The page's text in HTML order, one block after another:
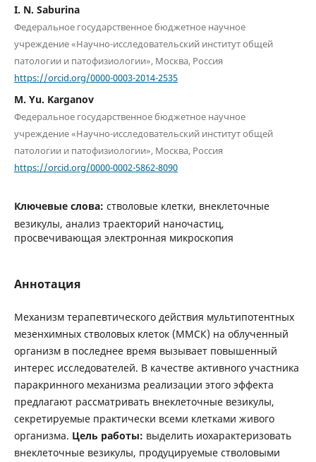
I. N. Saburina
Федеральное государственное бюджетное научное
учреждение «Научно-исследовательский институт общей
патологии и патофизиологии», Москва, Россия
https://orcid.org/0000-0003-2014-2535
M. Yu. Karganov
Федеральное государственное бюджетное научное
учреждение «Научно-исследовательский институт общей
патологии и патофизиологии», Москва, Россия
https://orcid.org/0000-0002-5862-8090
Ключевые слова: стволовые клетки, внеклеточные
везикулы, анализ траекторий наночастиц,
просвечивающая электронная микроскопия
Аннотация
Механизм терапевтического действия мультипотентных
мезенхимных стволовых клеток (ММСК) на облученный
организм в последнее время вызывает повышенный
интерес исследователей. В качестве активного участника
паракринного механизма реализации этого эффекта
предлагают рассматривать внеклеточные везикулы,
секретируемые практически всеми клетками живого
организма. Цель работы: выделить иохарактеризовать
внеклеточные везикулы, продуцируемые стволовыми